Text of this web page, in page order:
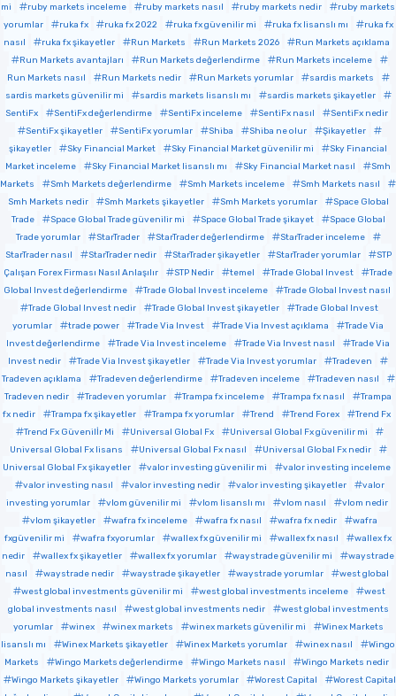
mi
ruby markets inceleme ruby markets nasıl ruby markets nedir
ruby markets
yorumlar
ruka fx ruka fx 2022 ruka fx güvenilir mi ruka fx lisanslı mı
ruka fx
nasıl
ruka fx şikayetler Run Markets Run Markets 2026
Run Markets açıklama
Run Markets avantajları
Run Markets değerlendirme
Run Markets inceleme
Run Markets nasıl
Run Markets nedir Run Markets yorumlar
sardis markets
sardis markets güvenilir mi
sardis markets lisanslı mı
sardis markets şikayetler
SentiFx
SentiFx değerlendirme SentiFx inceleme SentiFx nasıl
SentiFx nedir
SentiFx şikayetler
SentiFx yorumlar Shiba Shiba ne olur
Şikayetler
şikayetler
Sky Financial Market Sky Financial Market güvenilir mi
Sky Financial
Market inceleme
Sky Financial Market lisanslı mı Sky Financial Market nasıl
Smh
Markets
Smh Markets değerlendirme Smh Markets inceleme
Smh Markets nasıl
Smh Markets nedir
Smh Markets şikayetler Smh Markets yorumlar
Space Global
Trade
Space Global Trade güvenilir mi Space Global Trade şikayet
Space Global
Trade yorumlar
StarTrader StarTrader değerlendirme
StarTrader inceleme
StarTrader nasıl
StarTrader nedir StarTrader şikayetler StarTrader yorumlar
STP
Çalışan Forex Firması Nasıl Anlaşılır
STP Nedir temel Trade Global Invest
Trade
Global Invest değerlendirme
Trade Global Invest inceleme
Trade Global Invest nasıl
Trade Global Invest nedir
Trade Global Invest şikayetler
Trade Global Invest
yorumlar
trade power Trade Via Invest Trade Via Invest açıklama
Trade Via
Invest değerlendirme
Trade Via Invest inceleme Trade Via Invest nasıl
Trade Via
Invest nedir
Trade Via Invest şikayetler Trade Via Invest yorumlar
Tradeven
Tradeven açıklama
Tradeven değerlendirme Tradeven inceleme
Tradeven nasıl
Tradeven nedir
Tradeven yorumlar Trampa fx inceleme Trampa fx nasıl
Trampa
fx nedir
Trampa fx şikayetler Trampa fx yorumlar Trend Trend Forex
Trend Fx
Trend Fx Güvenilİr Mi
Universal Global Fx
Universal Global Fx güvenilir mi
Universal Global Fx lisans
Universal Global Fx nasıl
Universal Global Fx nedir
Universal Global Fx şikayetler
valor investing güvenilir mi
valor investing inceleme
valor investing nasıl
valor investing nedir valor investing şikayetler
valor
investing yorumlar
vlom güvenilir mi vlom lisanslı mı vlom nasıl
vlom nedir
vlom şikayetler
wafra fx inceleme wafra fx nasıl wafra fx nedir
wafra
fxgüvenilir mi
wafra fxyorumlar wallex fx güvenilir mi wallex fx nasıl
wallex fx
nedir
wallex fx şikayetler wallex fx yorumlar waystrade güvenilir mi
waystrade
nasıl
waystrade nedir waystrade şikayetler waystrade yorumlar
west global
west global investments güvenilir mi
west global investments inceleme
west
global investments nasıl
west global investments nedir
west global investments
yorumlar
winex winex markets winex markets güvenilir mi
Winex Markets
lisanslı mı
Winex Markets şikayetler Winex Markets yorumlar winex nasıl
Wingo
Markets
Wingo Markets değerlendirme Wingo Markets nasıl
Wingo Markets nedir
Wingo Markets şikayetler
Wingo Markets yorumlar Worest Capital
Worest Capital